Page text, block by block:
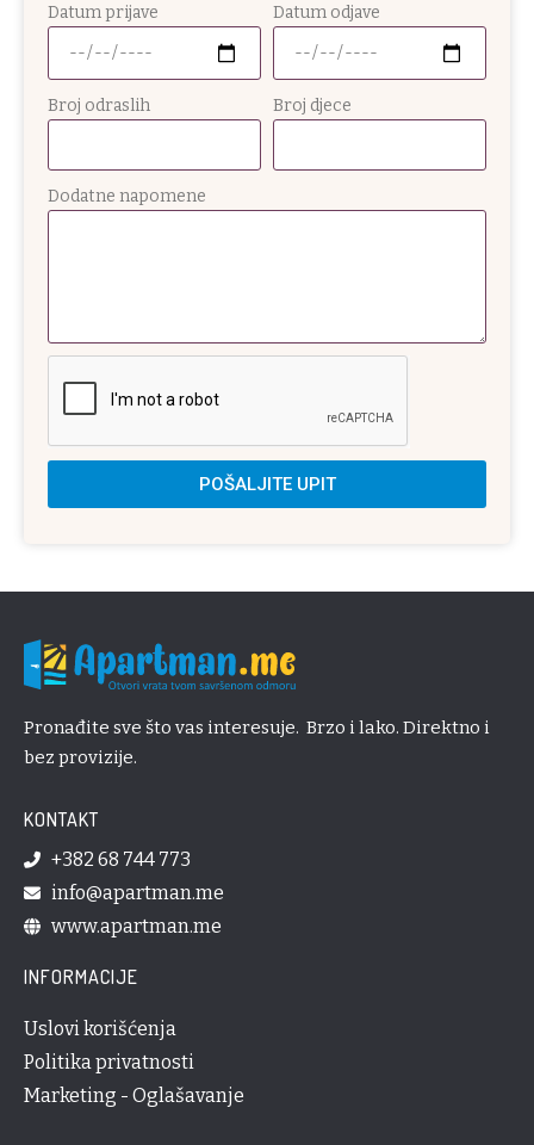
Datum prijave Datum odjave
Broj odraslih Broj djece
Dodatne napomene
POŠALJITE UPIT
Pronađite sve što vas interesuje. Brzo i lako. Direktno i
bez provizije.
KONTAKT
+382 68 744 773
info@apartman.me
www.apartman.me
INFORMACIJE
Uslovi korišćenja
Politika privatnosti
Marketing - Oglašavanje